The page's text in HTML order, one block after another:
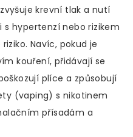
krevní tlak a nutí
s hypertenzí nebo rizikem
Navíc, pokud je
kouření, přidávají se
plíce a způsobují
(vaping) s nikotinem
přísadám a